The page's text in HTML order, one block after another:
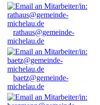
rathaus@gemeinde-
michelau.de
baetz@gemeinde-
michelau.de